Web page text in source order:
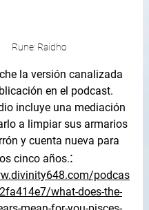
Rune: Raidho
la versión canalizada
en el podcast.
incluye una mediación
a limpiar sus armarios
y cuenta nueva para
cinco años.:
podcas
what-does-the-